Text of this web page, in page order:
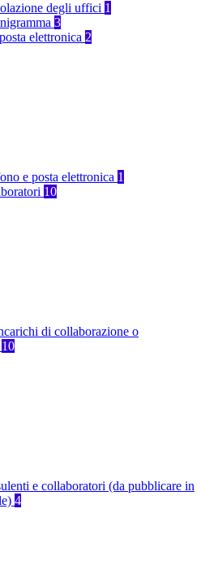
degli uffici 1
3
elettronica 2
e posta elettronica 1
10
di collaborazione o
10
e collaboratori (da pubblicare in
4